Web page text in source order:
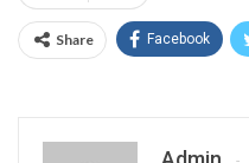
Share Facebook